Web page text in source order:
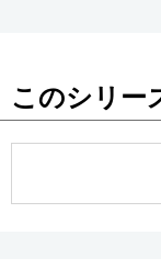
このシリー